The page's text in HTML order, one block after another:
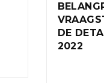
DE
2022